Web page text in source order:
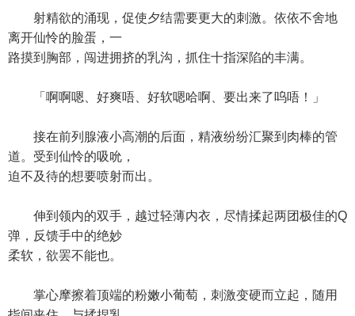
射精欲的涌现，促使夕结需要更大的刺激。依依不舍地
离开仙怜的脸蛋，一
路摸到胸部，闯进拥挤的乳沟，抓住十指深陷的丰满。
「啊啊嗯、好爽唔、好软嗯哈啊、要出来了呜唔！」
接在前列腺液小高潮的后面，精液纷纷汇聚到肉棒的管
道。受到仙怜的吸吮，
迫不及待的想要喷射而出。
伸到领内的双手，越过轻薄内衣，尽情揉起两团极佳的Q
弹，反馈手中的绝妙
柔软，欲罢不能也。
掌心摩擦着顶端的粉嫩小葡萄，刺激变硬而立起，随用